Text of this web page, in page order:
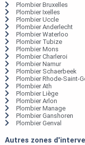
Plombier Bruxelles
Plombier Ixelles
Plombier Uccle
Plombier Anderlecht
Plombier Waterloo
Plombier Tubize
Plombier Mons
Plombier Charleroi
Plombier Namur
Plombier Schaerbeek
Plombier Rhode-Saint-
Plombier Ath
Plombier Liège
Plombier Arlon
Plombier Manage
Plombier Ganshoren
Plombier Genval
Autres zones